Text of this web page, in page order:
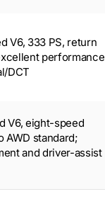
V6, 333 PS, return
performance
DCT
V6, eight-speed
AWD standard;
and driver-assist